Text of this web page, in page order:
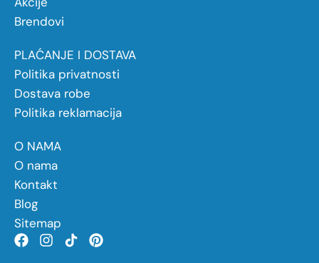
Brendovi
PLAĆANJE I DOSTAVA
Politika privatnosti
Dostava robe
Politika reklamacija
O NAMA
O nama
Kontakt
Blog
Sitemap